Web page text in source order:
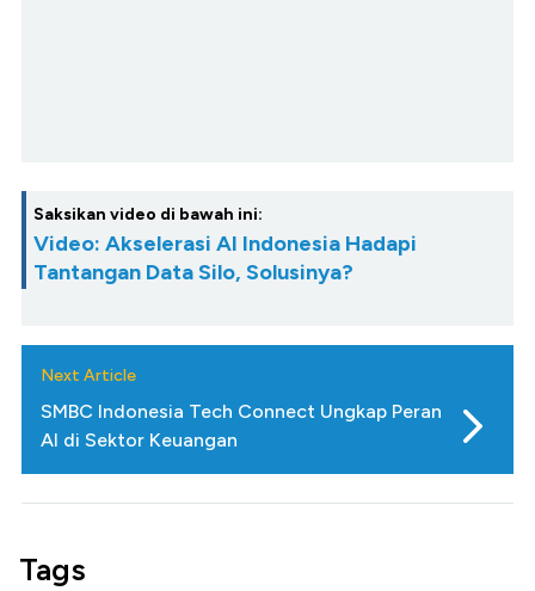
Saksikan video di bawah ini:
Video: Akselerasi AI Indonesia Hadapi
Tantangan Data Silo, Solusinya?
Next Article
SMBC Indonesia Tech Connect Ungkap Peran
AI di Sektor Keuangan
Tags